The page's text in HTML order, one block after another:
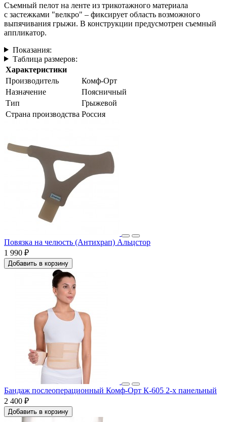
Съемный пелот на ленте из трикотажного материала
с застежками "велкро" – фиксирует область возможного
выпячивания грыжи. В конструкции предусмотрен съемный
аппликатор.
Показания:
Таблица размеров:
Характеристики
Производитель
Комф-Орт
Назначение
Поясничный
Тип
Грыжевой
Страна производства Россия
Повязка на челюсть (Антихрап) Альцстор
1 990 ₽
Добавить в корзину
Бандаж послеоперационный Комф-Орт К-605 2-х панельный
2 400 ₽
Добавить в корзину